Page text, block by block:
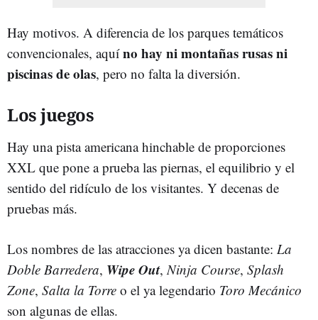
Hay motivos. A diferencia de los parques temáticos
convencionales, aquíno hay ni montañas rusas ni
piscinas de olas, pero no falta la diversión.
Los juegos
Hay una pista americana hinchable de proporciones
XXL que pone a prueba las piernas, el equilibrio y el
sentido del ridículo de los visitantes. Y decenas de
pruebas más.
Los nombres de las atracciones ya dicen bastante: La
Doble Barredera, Wipe Out, Ninja Course, Splash
Zone, Salta la Torre o el ya legendario Toro Mecánico
son algunas de ellas.